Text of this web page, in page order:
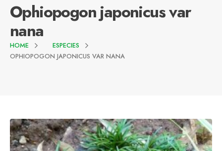
Ophiopogon japonicus var
nana
HOME
ESPECIES
OPHIOPOGON JAPONICUS VAR NANA